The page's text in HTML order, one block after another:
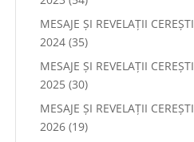
MESAJE ȘI REVELAȚII CEREȘTI
2024 (35)
MESAJE ȘI REVELAȚII CEREȘTI
2025 (30)
MESAJE ȘI REVELAȚII CEREȘTI
2026 (19)